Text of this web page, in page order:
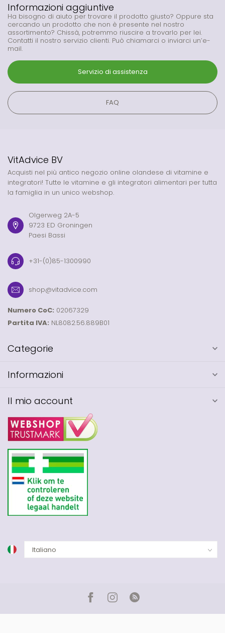
Informazioni aggiuntive
Ha bisogno di aiuto per trovare il prodotto giusto? Oppure sta
cercando un prodotto che non è presente nel nostro
assortimento? Chissà, potremmo riuscire a trovarlo per lei.
Contatti il nostro servizio clienti. Può chiamarci o inviarci un’e-
mail.
Servizio di assistenza
FAQ
VitAdvice BV
Acquisti nel più antico negozio online olandese di vitamine e
integratori! Tutte le vitamine e gli integratori alimentari per tutta
la famiglia in un unico webshop.
Olgerweg 2A-5
9723 ED Groningen
Paesi Bassi
+31-(0)85-1300990
shop@vitadvice.com
Numero CoC: 02067329
Partita IVA: NL8082.56.889B01
Categorie
Informazioni
Il mio account